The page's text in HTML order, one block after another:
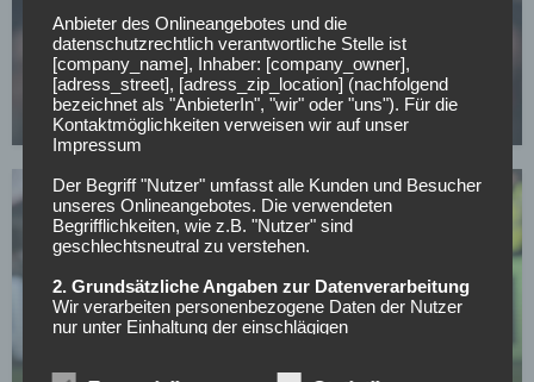
BAYER 04 LEVERKUSEN
Nun auch offiziell: Bayers Abwehrchef Tapsoba
verlängert bis 2031!
30.04.2026
Hjulmand: Disziplinarfall um Fernández abgehakt
Anbieter des Onlineangebotes und die
datenschutzrechtlich verantwortliche Stelle ist
[company_name], Inhaber: [company_owner],
[adress_street], [adress_zip_location] (nachfolgend
bezeichnet als "AnbieterIn", "wir" oder "uns"). Für die
Kontaktmöglichkeiten verweisen wir auf unser
Impressum
Der Begriff "Nutzer" umfasst alle Kunden und Besucher
unseres Onlineangebotes. Die verwendeten
Begrifflichkeiten, wie z.B. "Nutzer" sind
geschlechtsneutral zu verstehen.
2. Grundsätzliche Angaben zur Datenverarbeitung
Wir verarbeiten personenbezogene Daten der Nutzer
nur unter Einhaltung der einschlägigen